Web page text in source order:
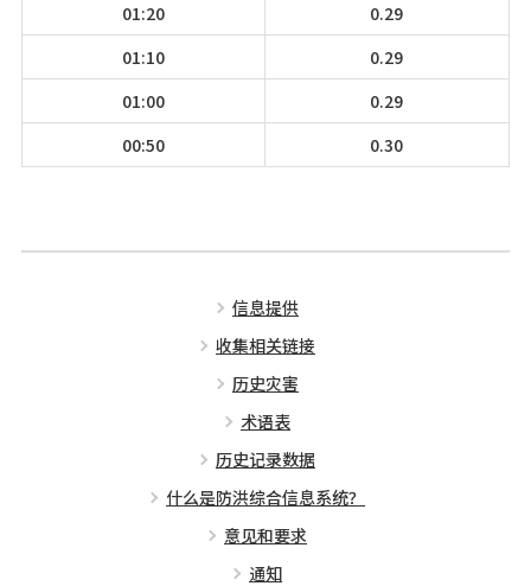
01:20
0.29
01:10
0.29
01:00
0.29
00:50
0.30
信息提供
收集相关链接
历史灾害
术语表
历史记录数据
什么是防洪综合信息系统？
意见和要求
通知